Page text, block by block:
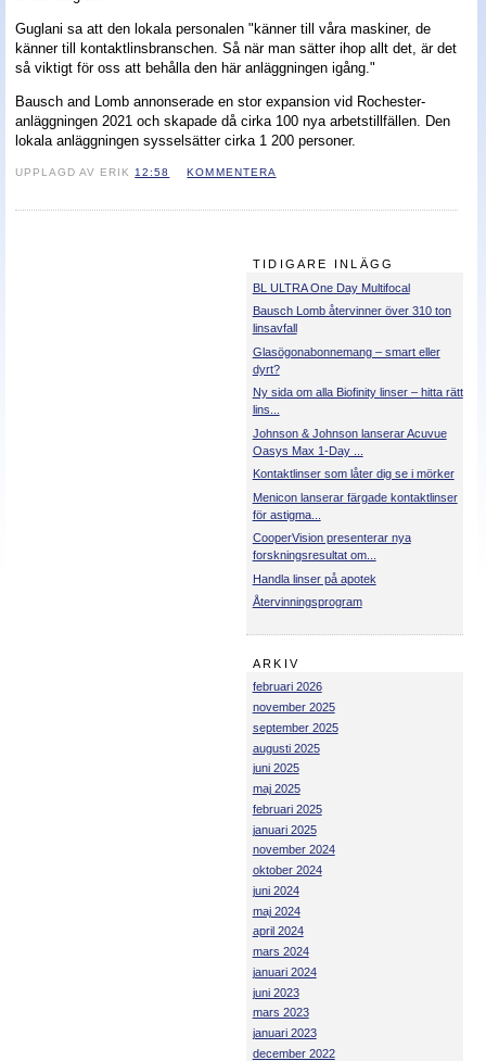
Guglani sa att den lokala personalen "känner till våra maskiner, de
känner till kontaktlinsbranschen. Så när man sätter ihop allt det, är det
så viktigt för oss att behålla den här anläggningen igång."
Bausch and Lomb annonserade en stor expansion vid Rochester-
anläggningen 2021 och skapade då cirka 100 nya arbetstillfällen. Den
lokala anläggningen sysselsätter cirka 1 200 personer.
UPPLAGD AV ERIK 12:58 KOMMENTERA
TIDIGARE INLÄGG
BL ULTRA One Day Multifocal
Bausch Lomb återvinner över 310 ton
linsavfall
Glasögonabonnemang – smart eller
dyrt?
Ny sida om alla Biofinity linser – hitta rätt
lins...
Johnson & Johnson lanserar Acuvue
Oasys Max 1-Day ...
Kontaktlinser som låter dig se i mörker
Menicon lanserar färgade kontaktlinser
för astigma...
CooperVision presenterar nya
forskningsresultat om...
Handla linser på apotek
Återvinningsprogram
ARKIV
februari 2026
november 2025
september 2025
augusti 2025
juni 2025
maj 2025
februari 2025
januari 2025
november 2024
oktober 2024
juni 2024
maj 2024
april 2024
mars 2024
januari 2024
juni 2023
mars 2023
januari 2023
december 2022